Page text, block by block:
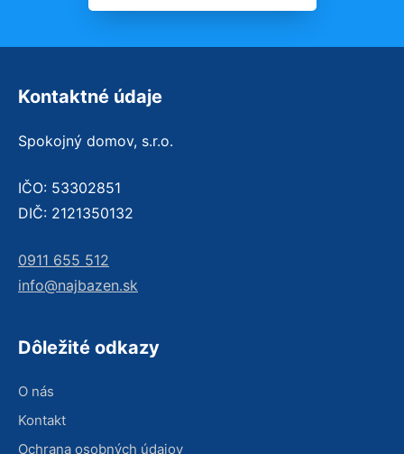
Kontaktné údaje
Spokojný domov, s.r.o.
IČO: 53302851
DIČ: 2121350132
0911 655 512
info@najbazen.sk
Dôležité odkazy
O nás
Kontakt
Ochrana osobných údajov